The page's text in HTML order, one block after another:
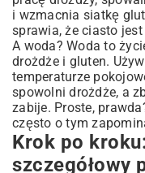
i wzmacnia siatkę
sprawia, że ciasto
A woda? Woda to
drożdże i gluten.
temperaturze
spowolni drożdże, a
zabije. Proste,
często o tym
Krok po
szczegółowy